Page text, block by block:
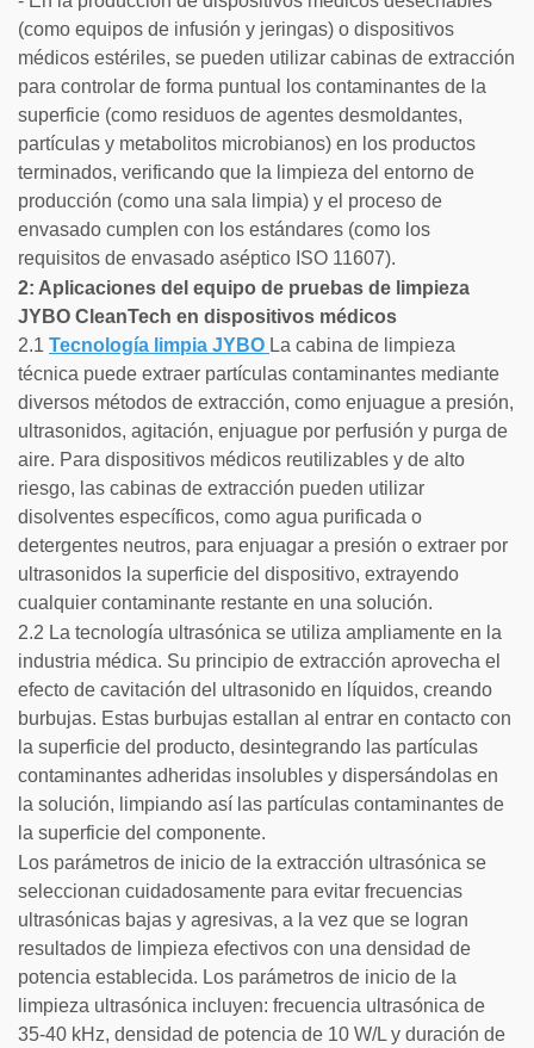
(como equipos de infusión y jeringas) o dispositivos
médicos estériles, se pueden utilizar cabinas de extracción
para controlar de forma puntual los contaminantes de la
superficie (como residuos de agentes desmoldantes,
partículas y metabolitos microbianos) en los productos
terminados, verificando que la limpieza del entorno de
producción (como una sala limpia) y el proceso de
envasado cumplen con los estándares (como los
requisitos de envasado aséptico ISO 11607).
2: Aplicaciones del equipo de pruebas de limpieza
JYBO CleanTech en dispositivos médicos
2.1 Tecnología limpia JYBO La cabina de limpieza
técnica puede extraer partículas contaminantes mediante
diversos métodos de extracción, como enjuague a presión,
ultrasonidos, agitación, enjuague por perfusión y purga de
aire. Para dispositivos médicos reutilizables y de alto
riesgo, las cabinas de extracción pueden utilizar
disolventes específicos, como agua purificada o
detergentes neutros, para enjuagar a presión o extraer por
ultrasonidos la superficie del dispositivo, extrayendo
cualquier contaminante restante en una solución.
2.2 La tecnología ultrasónica se utiliza ampliamente en la
industria médica. Su principio de extracción aprovecha el
efecto de cavitación del ultrasonido en líquidos, creando
burbujas. Estas burbujas estallan al entrar en contacto con
la superficie del producto, desintegrando las partículas
contaminantes adheridas insolubles y dispersándolas en
la solución, limpiando así las partículas contaminantes de
la superficie del componente.
Los parámetros de inicio de la extracción ultrasónica se
seleccionan cuidadosamente para evitar frecuencias
ultrasónicas bajas y agresivas, a la vez que se logran
resultados de limpieza efectivos con una densidad de
potencia establecida. Los parámetros de inicio de la
limpieza ultrasónica incluyen: frecuencia ultrasónica de
35-40 kHz, densidad de potencia de 10 W/L y duración de